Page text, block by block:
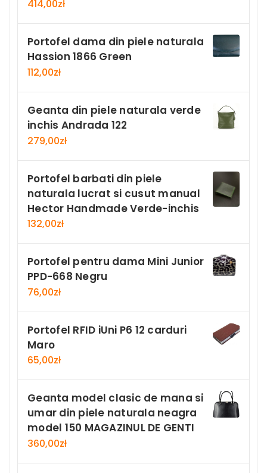
414,00zł
Portofel dama din piele naturala
Hassion 1866 Green
112,00zł
Geanta din piele naturala verde
inchis Andrada 122
279,00zł
Portofel barbati din piele
naturala lucrat si cusut manual
Hector Handmade Verde-inchis
132,00zł
Portofel pentru dama Mini Junior
PPD-668 Negru
76,00zł
Portofel RFID iUni P6 12 carduri
Maro
65,00zł
Geanta model clasic de mana si
umar din piele naturala neagra
model 150 MAGAZINUL DE GENTI
360,00zł